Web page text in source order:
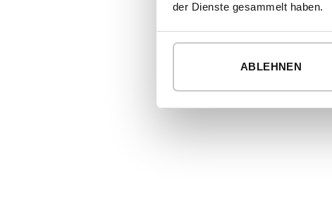
der Dienste gesammelt haben.
ABLEHNEN